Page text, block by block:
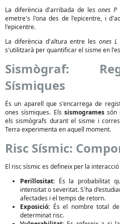
La diferència d'arribada de lesones P
emetre's l'ona des de l'epicentre, i
l'epicentre.
La diferència d'altura entre les ones L
s'utilitzarà per quantificar el sisme en
Sismògraf:
Sísmiques
És un aparell que s'encarrega de
ones sísmiques. Els sismogramessón
els sismògrafs durant el sisme i
Terra experimenta en aquell moment.
Risc Sísmic:
El risc sísmic es defineix per la
Perillositat: És la probabilitat
intensitat o severitat. S'ha
afectades i el temps de retorn.
Exposició: És el nombre total
determinat risc.